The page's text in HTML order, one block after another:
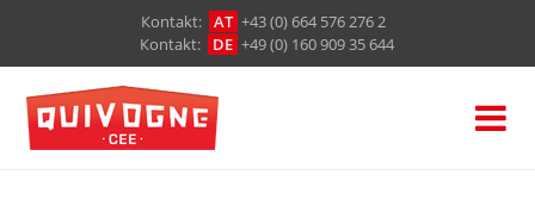
Кontakt: AT +43 (0) 664 576 276 2
Кontakt:
DE +49 (0) 160 909 35 644